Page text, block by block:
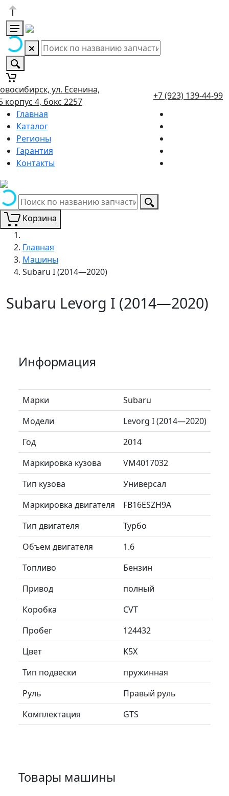
ул. Есенина,
корпус 4, бокс 2257
+7 (923) 139-44-99
Главная
Каталог
Регионы
Гарантия
Контакты
Корзина
Главная
Машины
Subaru I (2014—2020)
Subaru Levorg I (2014—2020)
Информация
Марки
Subaru
Модели
Levorg I (2014—2020)
Год
2014
Маркировка кузова
VM4017032
Тип кузова
Универсал
Маркировка двигателя
FB16ESZH9A
Тип двигателя
Турбо
Объем двигателя
1.6
Топливо
Бензин
Привод
полный
Коробка
CVT
Пробег
124432
Цвет
K5X
Тип подвески
пружинная
Руль
Правый руль
Комплектация
GTS
Товары машины